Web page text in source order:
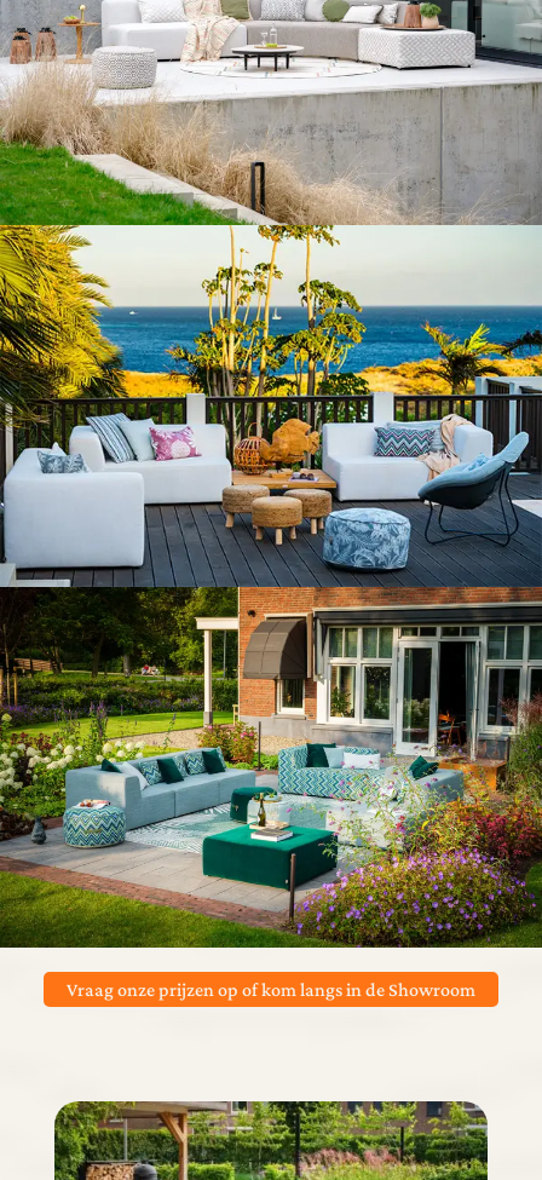
Vraag onze prijzen op of kom langs in de Showroom